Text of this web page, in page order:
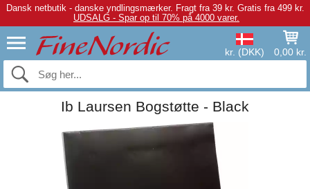
Dansk netbutik - danske yndlingsmærker. Fragt fra 39 kr. Gratis fra 499 kr.
UDSALG - Spar op til 70% på 4000 varer.
kr. (DKK) 0,00 kr.
Ib Laursen Bogstøtte - Black